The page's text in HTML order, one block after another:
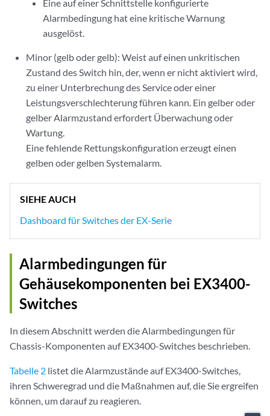
Eine auf einer Schnittstelle konfigurierte
Alarmbedingung hat eine kritische Warnung
ausgelöst.
Minor (gelb oder gelb): Weist auf einen unkritischen
Zustand des Switch hin, der, wenn er nicht aktiviert wird,
zu einer Unterbrechung des Service oder einer
Leistungsverschlechterung führen kann. Ein gelber oder
gelber Alarmzustand erfordert Überwachung oder
Wartung.
Eine fehlende Rettungskonfiguration erzeugt einen
gelben oder gelben Systemalarm.
SIEHE AUCH
Dashboard für Switches der EX-Serie
Alarmbedingungen für
Gehäusekomponenten bei EX3400-
Switches
In diesem Abschnitt werden die Alarmbedingungen für
Chassis-Komponenten auf EX3400-Switches beschrieben.
Tabelle 2 listet die Alarmzustände auf EX3400-Switches,
ihren Schweregrad und die Maßnahmen auf, die Sie ergreifen
können, um darauf zu reagieren.